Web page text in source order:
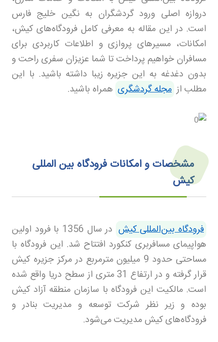
دروازه اصلی ورود گردشگران به نگین خلیج فارس
است. در این مقاله به معرفی کامل فرودگاه‌های کیش،
امکانات، مسیرهای پروازی و اطلاعات کاربردی برای
مسافران خواهیم پرداخت تا شما عزیزان سفری راحت و
بدون دغدغه به این جزیره زیبا داشته باشید. با این
مطلب از مجله گردشگری همراه باشید.
مشخصات و امکانات فرودگاه بین‌ المللی
کیش
فرودگاه بین‌المللی کیش
در سال 1356 با فرود اولین
هواپیمای مسافربری کنکورد افتتاح شد. این فرودگاه با
مساحتی حدود 9 میلیون مترمربع در مرکز جزیره کیش
قرار گرفته و در ارتفاع 31 متری از سطح دریا واقع شده
است. مالکیت این فرودگاه با سازمان منطقه آزاد کیش
بوده و زیر نظر شرکت توسعه و مدیریت بنادر و
فرودگاه‌های کیش مدیریت می‌شود.